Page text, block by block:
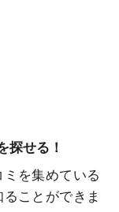
探せる！
を集めている
ことができま